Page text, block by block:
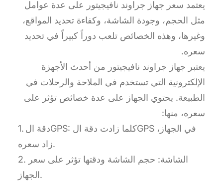
يعتمد سعر جهاز جراوند نافيجيتور على عدة عوامل
مثل الحجم، وجودة الشاشة، وكفاءة تحديد المواقع،
وغيرها، وهذه الخصائص تلعب دوراً كبيراً في تحديد
سعره.
يعتبر جهاز جراوند نافيجيتور من أحدث الأجهزة
الإلكترونية التي تستخدم في الملاحة والرحلات في
الطبيعة. يحتوي الجهاز على عدة خصائص تؤثر على
سعره، منها:
1. دقة الGPS: كلما زادت دقة الGPS في الجهاز،
زاد سعره.
2. الشاشة: حجم الشاشة ودقتها تؤثر على سعر
الجهاز.